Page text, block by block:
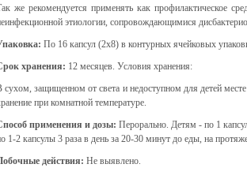
же рекомендуется применять как профилактическое
этиологии, сопровождающимися
По 16 капсул (2x8) в контурных ячейковых
хранения: 12 месяцев. Условия хранения:
сухом, защищенном от света и недоступном для детей
при комнатной температуре.
применения и дозы: Перорально. Детям - по 1
1-2 капсулы 3 раза в день за 20-30 минут до еды, на
действия: Не выявлено.